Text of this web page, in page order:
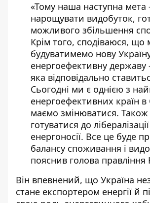
«Тому наша наступна
нарощувати видобуток,
можливого збільшення
Крім того, сподіваюся, що
будуватимемо нову
енергоефективну
яка відповідально
Сьогодні ми є однією з
енергоефективних країн
маємо змінюватися.
готуватися до
енергоносії. Все це буде
балансу споживання і
пояснив голова правління
Він впевнений, що Україна
стане експортером енергії й